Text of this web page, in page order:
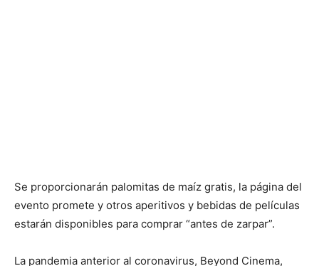
Se proporcionarán palomitas de maíz gratis, la página del
evento promete y otros aperitivos y bebidas de películas
estarán disponibles para comprar “antes de zarpar”.
La pandemia anterior al coronavirus, Beyond Cinema,